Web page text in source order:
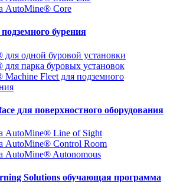
AutoMine® Core
бурения
одной буровой установки
парка буровых установок
Fleet для подземного
для поверхностного оборудования
AutoMine® Line of Sight
AutoMine® Control Room
AutoMine® Autonomous
Solutions обучающая программа